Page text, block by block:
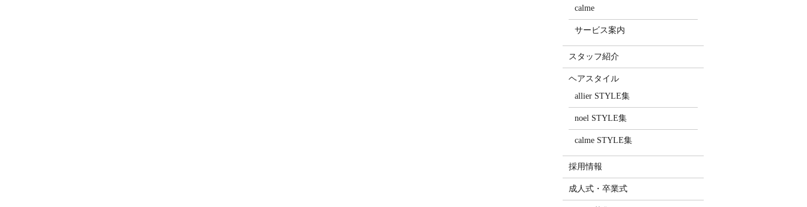
calme
サービス案内
スタッフ紹介
ヘアスタイル
allier STYLE集
noel STYLE集
calme STYLE集
採用情報
成人式・卒業式